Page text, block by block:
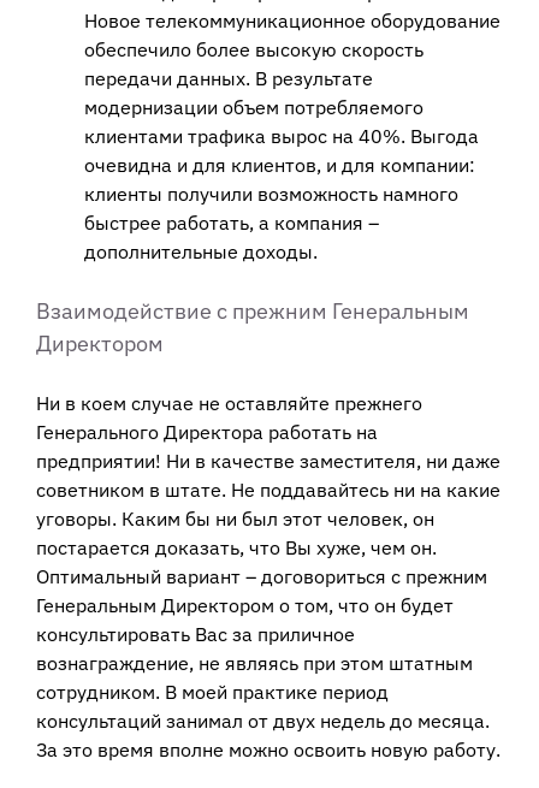
Новое телекоммуникационное оборудование
обеспечило более высокую скорость
передачи данных. В результате
модернизации объем потребляемого
клиентами трафика вырос на 40%. Выгода
очевидна и для клиентов, и для компании:
клиенты получили возможность намного
быстрее работать, а компания –
дополнительные доходы.
Взаимодействие с прежним Генеральным
Директором
Ни в коем случае не оставляйте прежнего
Генерального Директора работать на
предприятии! Ни в качестве заместителя, ни даже
советником в штате. Не поддавайтесь ни на какие
уговоры. Каким бы ни был этот человек, он
постарается доказать, что Вы хуже, чем он.
Оптимальный вариант – договориться с прежним
Генеральным Директором о том, что он будет
консультировать Вас за приличное
вознаграждение, не являясь при этом штатным
сотрудником. В моей практике период
консультаций занимал от двух недель до месяца.
За это время вполне можно освоить новую работу.